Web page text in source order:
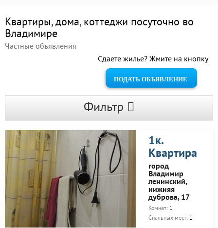
Квартиры, дома, коттеджи посуточно во
Владимире
Частные объявления
Сдаете жилье? Жмите на кнопку
ПОДАТЬ ОБЪЯВЛЕНИЕ
Фильтр
1к.
Квартира
город
Владимир
ленинский,
нижняя
дуброва, 17
Комнат: 1
Спальных мест: 1